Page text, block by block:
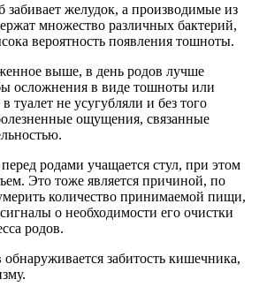
забивает желудок, а производимые из
множество различных бактерий,
вероятность появления тошноты.
выше, в день родов лучше
осложнения в виде тошноты или
туалет не усугубляли и без того
ощущения, связанные
родами учащается стул, при этом
Это тоже является причиной, по
количество принимаемой пищи,
о необходимости его очистки
родов.
забитость кишечника,